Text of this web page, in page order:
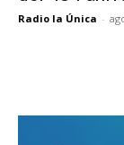
Radio la Única -